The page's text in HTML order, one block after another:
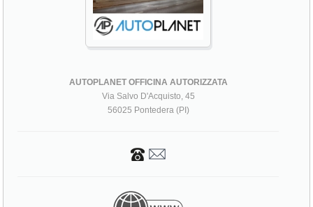
AUTOPLANET OFFICINA AUTORIZZATA
Via Salvo D'Acquisto, 45
56025 Pontedera (PI)